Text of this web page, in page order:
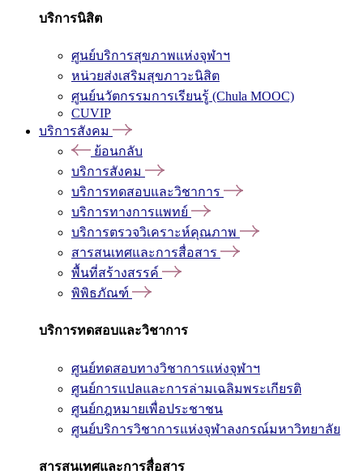
บริการนิสิต
ศูนย์บริการสุขภาพแห่งจุฬาฯ
หน่วยส่งเสริมสุขภาวะนิสิต
ศูนย์นวัตกรรมการเรียนรู้ (Chula MOOC)
CUVIP
บริการสังคม
ย้อนกลับ
บริการสังคม
บริการทดสอบและวิชาการ
บริการทางการแพทย์
บริการตรวจวิเคราะห์คุณภาพ
สารสนเทศและการสื่อสาร
พื้นที่สร้างสรรค์
พิพิธภัณฑ์
บริการทดสอบและวิชาการ
ศูนย์ทดสอบทางวิชาการแห่งจุฬาฯ
ศูนย์การแปลและการล่ามเฉลิมพระเกียรติ
ศูนย์กฎหมายเพื่อประชาชน
ศูนย์บริการวิชาการแห่งจุฬาลงกรณ์มหาวิทยาลัย
สารสนเทศและการสื่อสาร